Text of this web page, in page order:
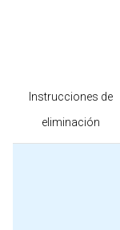
Instrucciones de
eliminación